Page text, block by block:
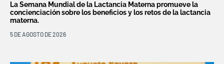
La Semana Mundial de la Lactancia Materna promueve la
concienciación sobre los beneficios y los retos de la lactancia
materna.
5 DE AGOSTO DE 2026